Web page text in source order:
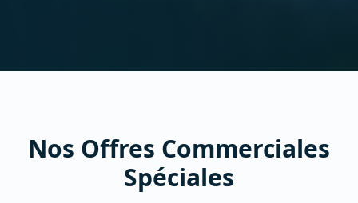
Nos Offres Commerciales
Spéciales